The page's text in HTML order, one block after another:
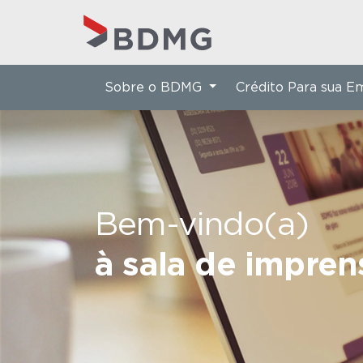
Bem-vindo(a)
à sala de
Sobre o BDMG Crédito Para sua